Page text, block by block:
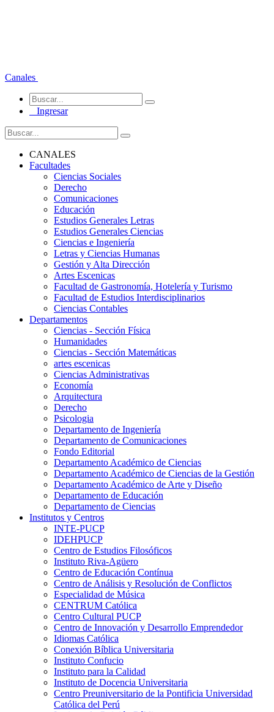
Canales
Ingresar
CANALES
Facultades
Ciencias Sociales
Derecho
Comunicaciones
Educación
Estudios Generales Letras
Estudios Generales Ciencias
Ciencias e Ingeniería
Letras y Ciencias Humanas
Gestión y Alta Dirección
Artes Escenicas
Facultad de Gastronomía, Hotelería y Turismo
Facultad de Estudios Interdisciplinarios
Ciencias Contables
Departamentos
Ciencias - Sección Física
Humanidades
Ciencias - Sección Matemáticas
artes escenicas
Ciencias Administrativas
Economía
Arquitectura
Derecho
Psicologia
Departamento de Ingeniería
Departamento de Comunicaciones
Fondo Editorial
Departamento Académico de Ciencias
Departamento Académico de Ciencias de la Gestión
Departamento Académico de Arte y Diseño
Departamento de Educación
Departamento de Ciencias
Institutos y Centros
INTE-PUCP
IDEHPUCP
Centro de Estudios Filosóficos
Instituto Riva-Agüero
Centro de Educación Contínua
Centro de Análisis y Resolución de Conflictos
Especialidad de Música
CENTRUM Católica
Centro Cultural PUCP
Centro de Innovación y Desarrollo Emprendedor
Idiomas Católica
Conexión Bíblica Universitaria
Instituto Confucio
Instituto para la Calidad
Instituto de Docencia Universitaria
Centro Preuniversitario de la Pontificia Universidad
Católica del Perú